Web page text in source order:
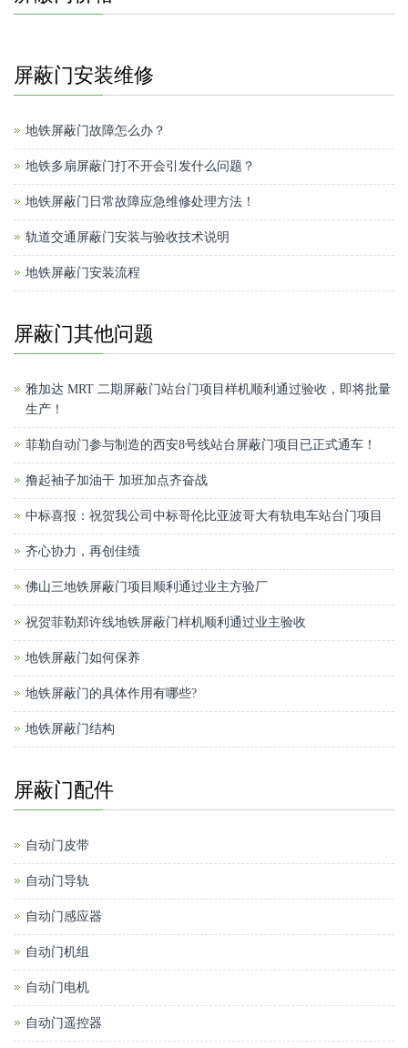
屏蔽门安装维修
地铁屏蔽门故障怎么办？
地铁多扇屏蔽门打不开会引发什么问题？
地铁屏蔽门日常故障应急维修处理方法！
轨道交通屏蔽门安装与验收技术说明
地铁屏蔽门安装流程
屏蔽门其他问题
雅加达 MRT 二期屏蔽门站台门项目样机顺利通过验收，即将批量
生产！
菲勒自动门参与制造的西安8号线站台屏蔽门项目已正式通车！
撸起袖子加油干 加班加点齐奋战
中标喜报：祝贺我公司中标哥伦比亚波哥大有轨电车站台门项目
齐心协力，再创佳绩
佛山三地铁屏蔽门项目顺利通过业主方验厂
祝贺菲勒郑许线地铁屏蔽门样机顺利通过业主验收
地铁屏蔽门如何保养
地铁屏蔽门的具体作用有哪些?
地铁屏蔽门结构
屏蔽门配件
自动门皮带
自动门导轨
自动门感应器
自动门机组
自动门电机
自动门遥控器